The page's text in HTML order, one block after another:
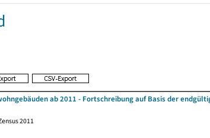
ab 2011 - Fortschreibung auf Basis der
2011